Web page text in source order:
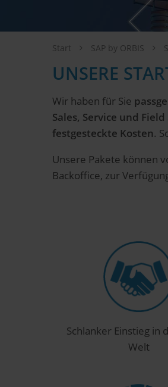
Start SAP by ORBIS
UNSERE
Wir haben für Sie
Sales, Service und Field
festgesteckte Kosten.
Unsere Pakete können
Backoffice, zur
Schlanker Einstieg in
Welt